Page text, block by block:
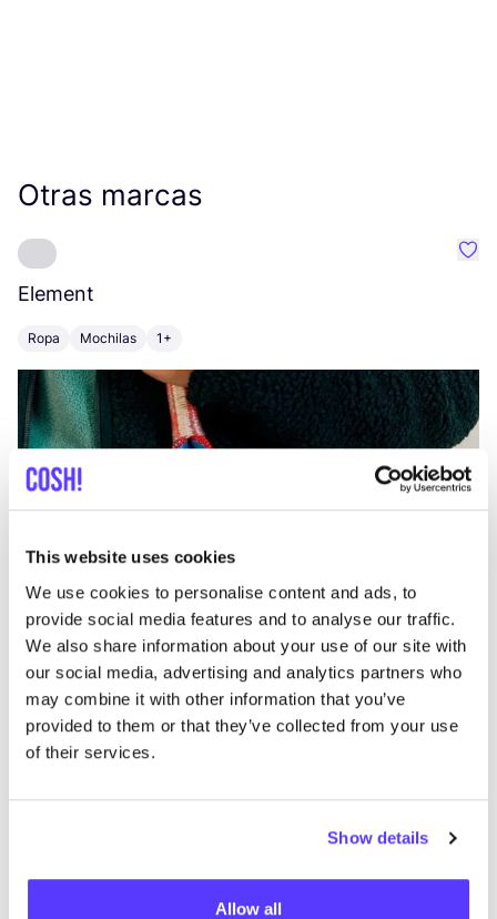
This website uses cookies
We use cookies to personalise content and ads, to
provide social media features and to analyse our traffic.
We also share information about your use of our site with
our social media, advertising and analytics partners who
may combine it with other information that you’ve
provided to them or that they’ve collected from your use
of their services.
Show details
Allow all
Otras marcas
Element
Ropa Mochilas 1+